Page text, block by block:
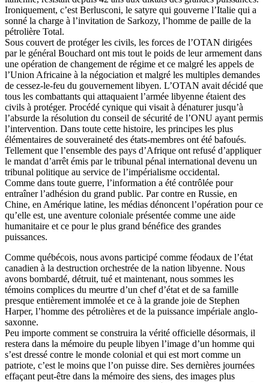
Ironiquement, c’est Berlusconi, le satyre qui gouverne l’Italie qui a
sonné la charge à l’invitation de Sarkozy, l’homme de paille de la
pétrolière Total.
Sous couvert de protéger les civils, les forces de l’OTAN dirigées
par le général Bouchard ont mis tout le poids de leur armement dans
une opération de changement de régime et ce malgré les appels de
l’Union Africaine à la négociation et malgré les multiples demandes
de cessez-le-feu du gouvernement libyen. L’OTAN avait décidé que
tous les combattants qui attaquaient l’armée libyenne étaient des
civils à protéger. Procédé cynique qui visait à dénaturer jusqu’à
l’absurde la résolution du conseil de sécurité de l’ONU ayant permis
l’intervention. Dans toute cette histoire, les principes les plus
élémentaires de souveraineté des états-membres ont été bafoués.
Tellement que l’ensemble des pays d’Afrique ont refusé d’appliquer
le mandat d’arrêt émis par le tribunal pénal international devenu un
tribunal politique au service de l’impérialisme occidental.
Comme dans toute guerre, l’information a été contrôlée pour
entraîner l’adhésion du grand public. Par contre en Russie, en
Chine, en Amérique latine, les médias dénoncent l’opération pour ce
qu’elle est, une aventure coloniale présentée comme une aide
humanitaire et ce pour le plus grand bénéfice des grandes
puissances.
Comme québécois, nous avons participé comme féodaux de l’état
canadien à la destruction orchestrée de la nation libyenne. Nous
avons bombardé, détruit, tué et maintenant, nous sommes les
témoins complices du meurtre d’un chef d’état et de sa famille
presque entièrement immolée et ce à la grande joie de Stephen
Harper, l’homme des pétrolières et de la puissance impériale anglo-
saxonne.
Peu importe comment se construira la vérité officielle désormais, il
restera dans la mémoire du peuple libyen l’image d’un homme qui
s’est dressé contre le monde colonial et qui est mort comme un
patriote, c’est le moins que l’on puisse dire. Ses dernières journées
effaçant peut-être dans la mémoire des siens, des images plus